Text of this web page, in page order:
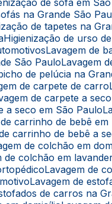
de sofá em
na Grande São
de tapetes na
Higienização de urso
Lavagem de
São Paulo Lavagem
de pelúcia na
de carpete de carro
de carpete a seco
a seco em São Paulo
de carrinho de bebê
de carrinho de bebê a
de colchão em
de colchão em
Lavagem de
Lavagem de
de carros na